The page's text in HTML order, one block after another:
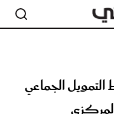
الجماعي